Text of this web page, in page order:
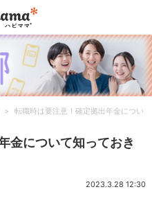
>
転職時は要注意！確定拠出年金につい
金について知っておき
2023.3.28 12:30